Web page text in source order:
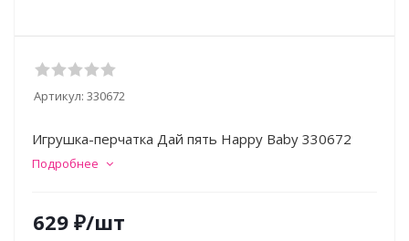
Артикул: 330672
Игрушка-перчатка Дай пять Happy Baby 330672
Подробнее
629 ₽/шт